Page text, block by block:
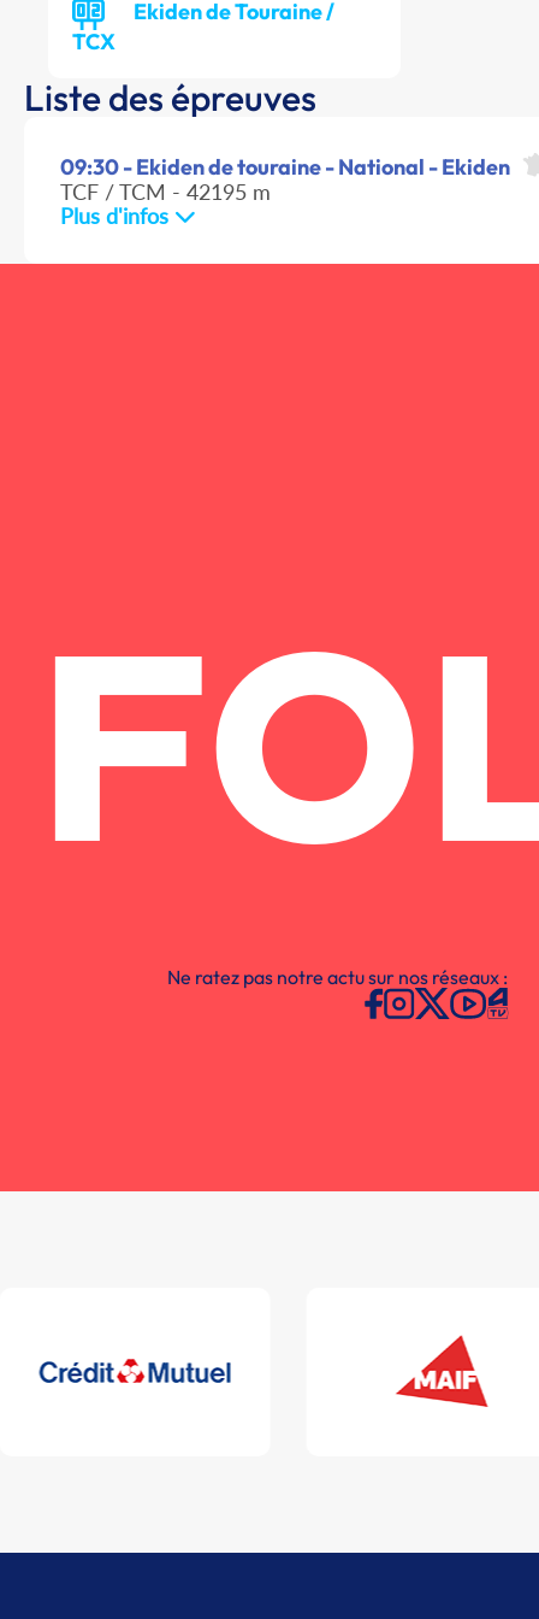
Ekiden de Touraine /
TCX
Liste des épreuves
09:30 - Ekiden de touraine - National - Ekiden
TCF / TCM - 42195 m
Plus d'infos
Ne ratez pas notre actu sur nos réseaux :